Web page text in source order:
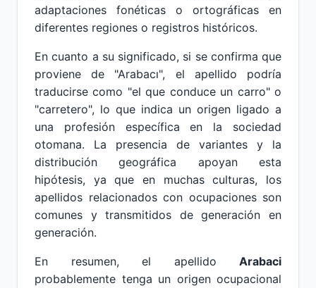
adaptaciones fonéticas o ortográficas en
diferentes regiones o registros históricos.
En cuanto a su significado, si se confirma que
proviene de "Arabacı", el apellido podría
traducirse como "el que conduce un carro" o
"carretero", lo que indica un origen ligado a
una profesión específica en la sociedad
otomana. La presencia de variantes y la
distribución geográfica apoyan esta
hipótesis, ya que en muchas culturas, los
apellidos relacionados con ocupaciones son
comunes y transmitidos de generación en
generación.
En resumen, el apellido Arabaci
probablemente tenga un origen ocupacional